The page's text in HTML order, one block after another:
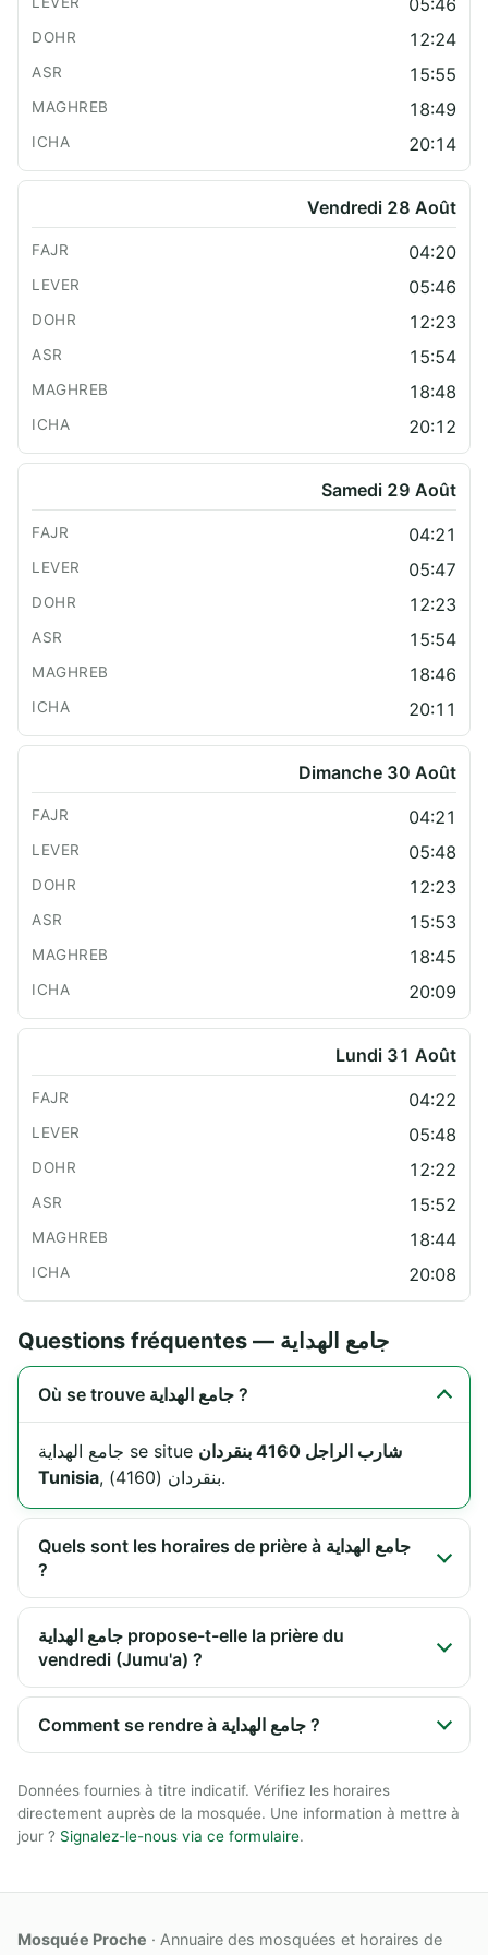
12:24
15:55
18:49
20:14
Vendredi 28 Août
04:20
05:46
12:23
15:54
18:48
20:12
Samedi 29 Août
04:21
05:47
12:23
15:54
18:46
20:11
Dimanche 30 Août
04:21
05:48
12:23
15:53
18:45
20:09
Lundi 31 Août
04:22
05:48
12:22
15:52
18:44
20:08
Questions fréquentes — جامع الهداية
Où se trouve جامع الهداية ?
جامع الهداية se situe شارب الراجل 4160 بنقردان
Tunisia
, بنقردان (4160).
Quels sont les horaires de prière à جامع الهداية
?
جامع الهداية propose-t-elle la prière du
vendredi (Jumu'a) ?
Comment se rendre à جامع الهداية ?
Données fournies à titre indicatif. Vérifiez les horaires
directement auprès de la mosquée. Une information à mettre à
jour ? Signalez-le-nous via ce formulaire.
Mosquée Proche · Annuaire des mosquées et horaires de